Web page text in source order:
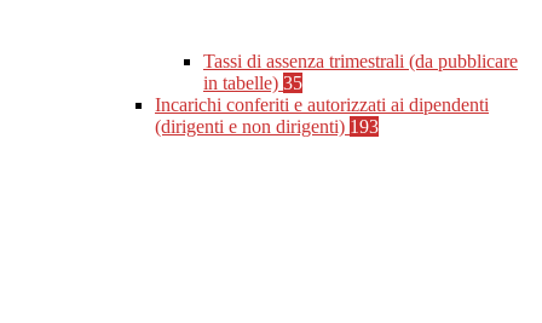
Tassi di assenza trimestrali (da pubblicare
in tabelle) 35
Incarichi conferiti e autorizzati ai dipendenti
(dirigenti e non dirigenti) 193